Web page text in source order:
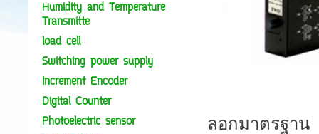
Humidity and Temperature
Transmitte
load cell
Switching power supply
Increment Encoder
Digital Counter
Photoelectric sensor
ลอกมาตรฐาน